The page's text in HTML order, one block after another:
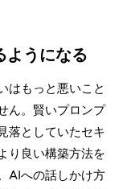
ようになる
はもっと悪いこと
ん。賢いプロンプ
落としていたセキ
り良い構築方法を
AIへの話しかけ方